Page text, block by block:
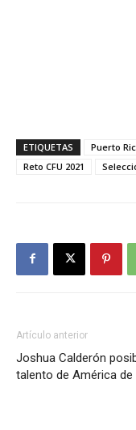
ETIQUETAS Puerto
Reto CFU 2021
Artículo anterior
Joshua Calderón
talento de América de